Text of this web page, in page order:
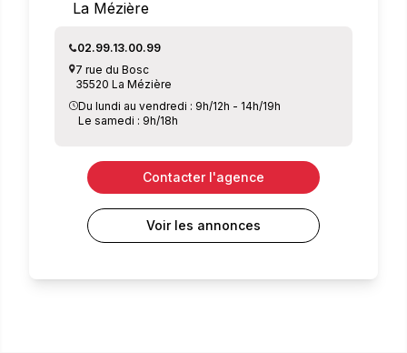
La Mézière
02.99.13.00.99
7 rue du Bosc
35520 La Mézière
Du lundi au vendredi : 9h/12h - 14h/19h
Le samedi : 9h/18h
Contacter l'agence
Voir les annonces